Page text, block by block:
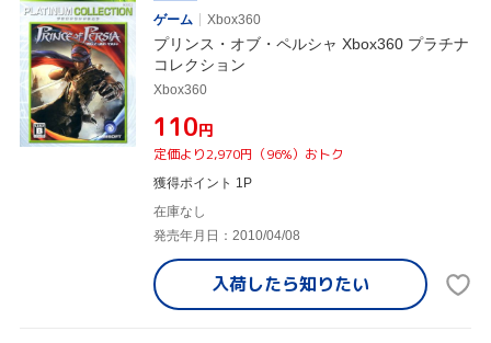
ゲーム
Xbox360
プリンス・オブ・ペルシャ Xbox360 プラチナ
コレクション
Xbox360
¥110円
定価より2,970円（96%）おトク
獲得ポイント 1P
在庫なし
発売年月日：2010/04/08
入荷したら知りたい